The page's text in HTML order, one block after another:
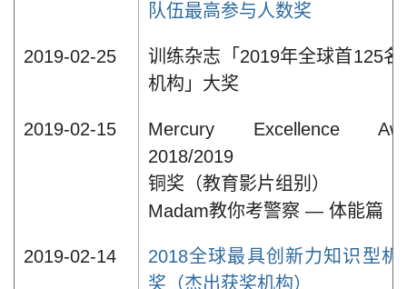
队伍最高参与人数奖
2019-02-25
训练杂志「2019年全球首125名
机构」大奖
2019-02-15
Mercury Excellence
2018/2019
铜奖（教育影片组别）
Madam教你考警察 — 体能篇
2019-02-14
2018全球最具创新力知识型机
奖（杰出获奖机构）